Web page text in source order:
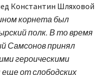
Константин Шляховой
корнета был
полк. В то время
Самсонов принял
героическими
от слободских